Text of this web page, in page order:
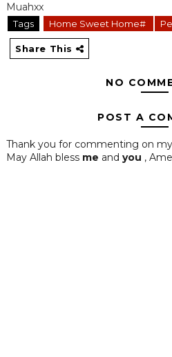
Muahxx
Tags Home Sweet Home#
Share This
NO
POST A
Thank you for commenting on
May Allah bless me and you ,